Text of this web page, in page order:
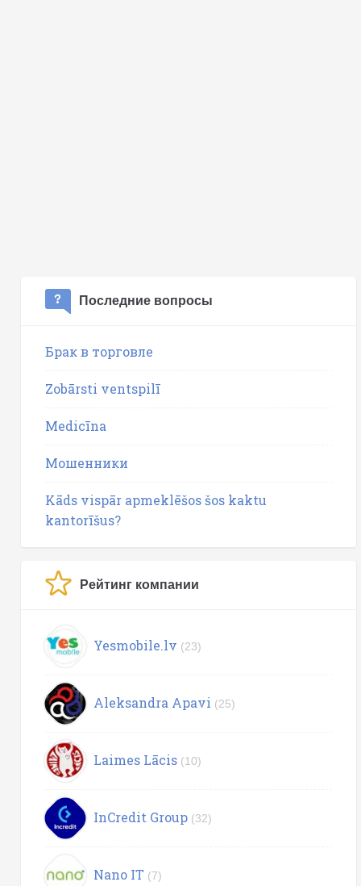
Последние вопросы
Брак в торговле
Zobārsti ventspilī
Medicīna
Мошенники
Kāds vispār apmeklēšos šos kaktu
kantorīšus?
Рейтинг компании
Yesmobile.lv (23)
Aleksandra Apavi (25)
Laimes Lācis (10)
InCredit Group (32)
Nano IT (7)